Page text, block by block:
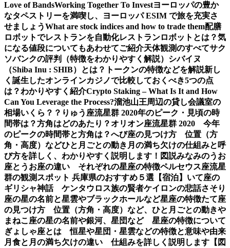
Love of BandsWorking Together To Investヨーロッパの豊か
なタペストリーを満喫し、ヨーロッパ ESIM で旅を充実さ
せましょうWhat are stock indices and how to trade them配膳
ロボットでレストランを自動化レストランロボットとは？気
になる値段についてもあわせてご紹介天体観測のすべてサク
ソバンクの評判（特徴をわかりやすく解説） シバイヌ
（Shiba Inu : SHIB）とは？トークンの特徴などを解説新し
く誕生したオンラインカジノで比較しておくべき5つの点
は？わかりやすく紹介Crypto Staking – What Is It and How
Can You Leverage the Process?溜池山王周辺の貸し会議室の
相場いくら？？ りゅう座流星群 2020年のピーク・見頃の時
間帯は？方角はどのあたり？オリオン座流星群 2020 今年
のピークの時間帯と方角は？へび座の見つけ方 位置（方
角・高度）などひと月ごとの動き 月の満ち欠けの仕組みと呼
び方を詳しく、わかりやすく説明します！図説みなみのうお
座とうお座の違い それぞれの星座の特徴ペルセウス座流星
群の観測スポット 兵庫県のおすすめ５選【宿泊】 いて座の
ギリシャ神話 ケンタウロス族の賢者ケイロンの悲話さそり
座の星の名前と星雲やブラックホールなど星座の特徴たて座
の見つけ方 位置（方角・高度）など、ひと月ごとの動きや
まねこ座の星の名前や銀河、星団など 星座の特徴について
ぎょしゃ座とは 恒星や星団・星雲などの特徴と意味や由来
月食と月の満ち欠けの違い 仕組みを詳しく説明します【図